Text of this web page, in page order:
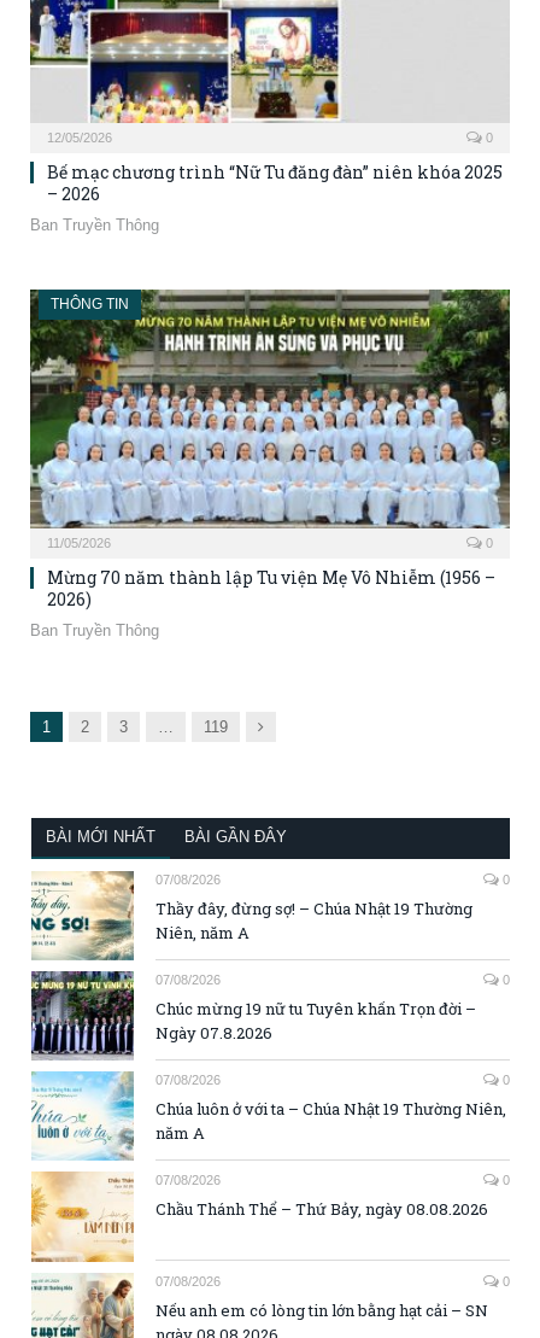
12/05/2026 0
Bế mạc chương trình “Nữ Tu đăng đàn” niên khóa 2025
– 2026
Ban Truyền Thông
THÔNG TIN
11/05/2026 0
Mừng 70 năm thành lập Tu viện Mẹ Vô Nhiễm (1956 –
2026)
Ban Truyền Thông
1 2 3 119 Next
BÀI MỚI NHẤT BÀI GẦN ĐÂY
07/08/2026 0
Thầy đây, đừng sợ! – Chúa Nhật 19 Thường
Niên, năm A
07/08/2026 0
Chúc mừng 19 nữ tu Tuyên khấn Trọn đời –
Ngày 07.8.2026
07/08/2026 0
Chúa luôn ở với ta – Chúa Nhật 19 Thường Niên,
năm A
07/08/2026 0
Chầu Thánh Thể – Thứ Bảy, ngày 08.08.2026
07/08/2026 0
Nếu anh em có lòng tin lớn bằng hạt cải – SN